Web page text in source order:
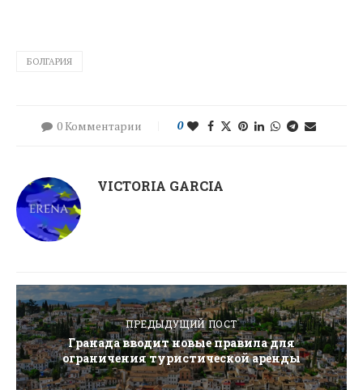
БОЛГАРИЯ
0 Комментарии 0
VICTORIA GARCIA
ПРЕДЫДУЩИЙ ПОСТ
Гранада вводит новые правила для
ограничения туристической аренды